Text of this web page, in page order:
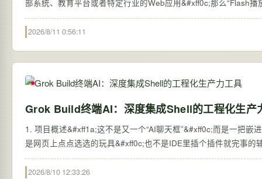
部系统、教育平台或者特定行业的Web应用&#xff0c;那么“Flash
2026/8/11 0:56:11
Grok Build终端AI：深度集成Shell的工程化生产
1. 项目概述&#xff1a;这不是又一个“AI聊天框”&#xff0c;而是一把
是网页上点点选选的玩具&#xff0c;也不是IDE里插个插件就完事
2026/8/10 12:33:26